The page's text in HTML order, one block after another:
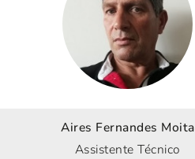
Aires Fernandes Moita
Assistente Técnico